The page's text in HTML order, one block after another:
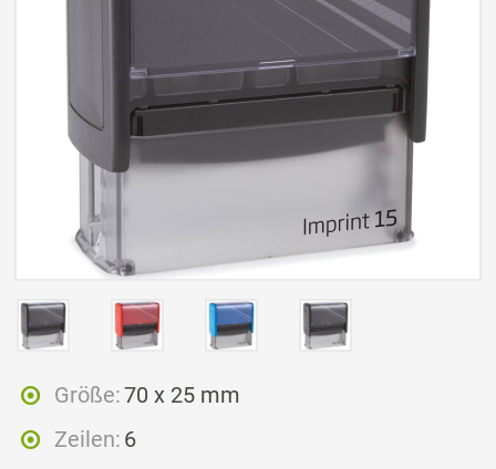
Größe:70 x 25 mm
Zeilen: 6